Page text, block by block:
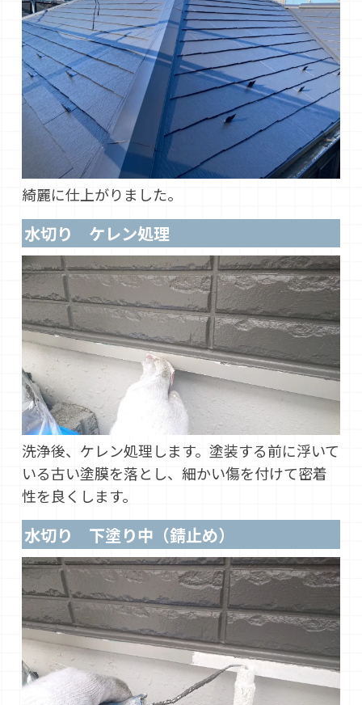
綺麗に仕上がりました。
水切り ケレン処理
洗浄後、ケレン処理します。塗装する前に浮いて
いる古い塗膜を落とし、細かい傷を付けて密着
性を良くします。
水切り 下塗り中（錆止め）